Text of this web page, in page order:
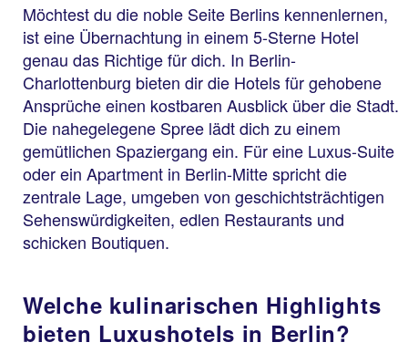
Möchtest du die noble Seite Berlins kennenlernen,
ist eine Übernachtung in einem 5-Sterne Hotel
genau das Richtige für dich. In Berlin-
Charlottenburg bieten dir die Hotels für gehobene
Ansprüche einen kostbaren Ausblick über die Stadt.
Die nahegelegene Spree lädt dich zu einem
gemütlichen Spaziergang ein. Für eine Luxus-Suite
oder ein Apartment in Berlin-Mitte spricht die
zentrale Lage, umgeben von geschichtsträchtigen
Sehenswürdigkeiten, edlen Restaurants und
schicken Boutiquen.
Welche kulinarischen Highlights
bieten Luxushotels in Berlin?